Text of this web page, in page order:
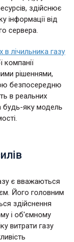
здійснює
інформації від
сервера.
лічильника газу
компанії
рішеннями,
безпосередню
в реальних
будь-яку модель
є вважаються
Його головним
здійснення
і об'ємному
витрати газу